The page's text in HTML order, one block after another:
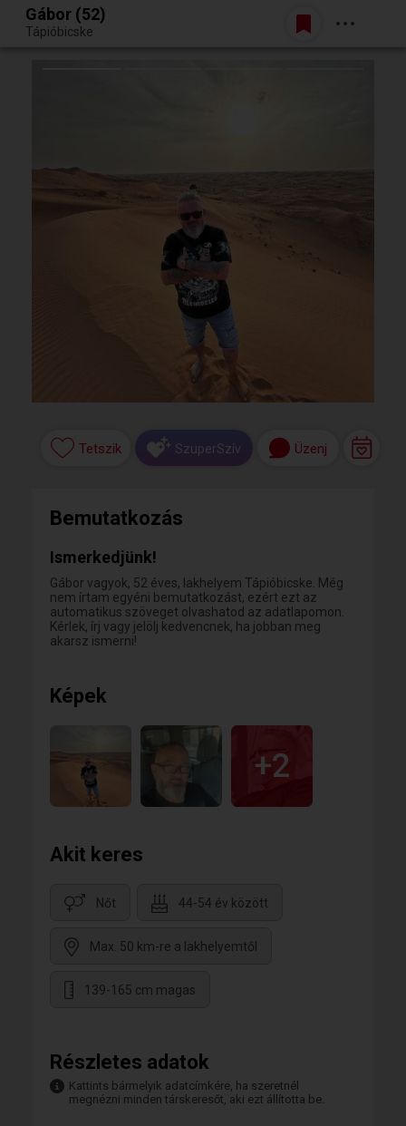
Egy jó randiból bármi lehet.
Belépés
Gábor (52)
Tápióbicske
Tetszik SzuperSzív Üzenj
Bemutatkozás
Ismerkedjünk!
Gábor vagyok, 52 éves, lakhelyem Tápióbicske. Még
nem írtam egyéni bemutatkozást, ezért ezt az
automatikus szöveget olvashatod az adatlapomon.
Kérlek, írj vagy jelölj kedvencnek, ha jobban meg
akarsz ismerni!
Képek
+2
Akit keres
Nőt 44-54 év között
Max. 50 km-re a lakhelyemtől
139-165 cm magas
Részletes adatok
Kattints bármelyik adatcímkére, ha szeretnél
megnézni minden társkeresőt, aki ezt állította be.